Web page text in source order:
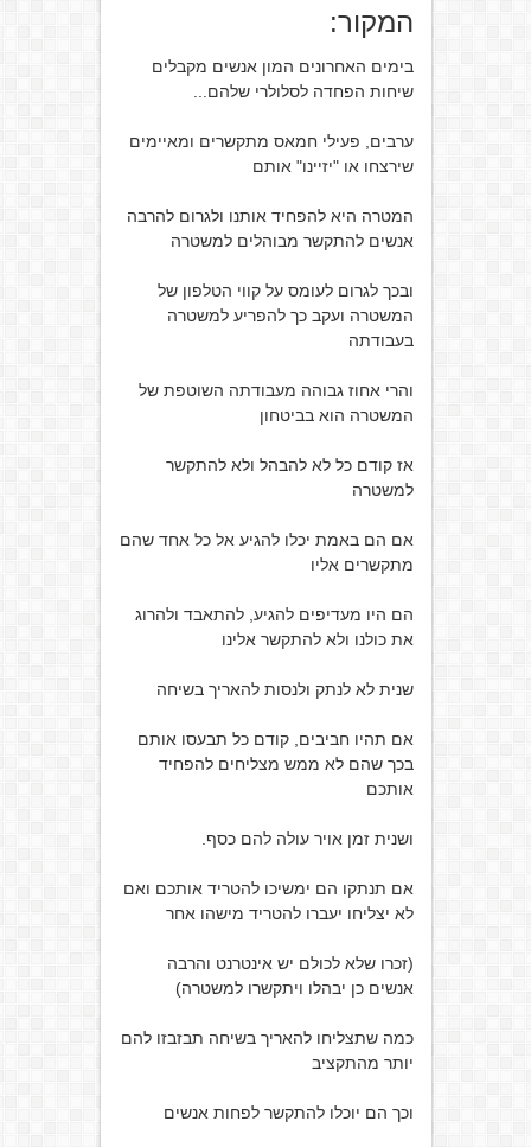
המקור:
בימים האחרונים המון אנשים מקבלים
שיחות הפחדה לסלולרי שלהם...
ערבים, פעילי חמאס מתקשרים ומאיימים
שירצחו או "יזיינו" אותם
המטרה היא להפחיד אותנו ולגרום להרבה
אנשים להתקשר מבוהלים למשטרה
ובכך לגרום לעומס על קווי הטלפון של
המשטרה ועקב כך להפריע למשטרה
בעבודתה
והרי אחוז גבוהה מעבודתה השוטפת של
המשטרה הוא בביטחון
אז קודם כל לא להבהל ולא להתקשר
למשטרה
אם הם באמת יכלו להגיע אל כל אחד שהם
מתקשרים אליו
הם היו מעדיפים להגיע, להתאבד ולהרוג
את כולנו ולא להתקשר אלינו
שנית לא לנתק ולנסות להאריך בשיחה
אם תהיו חביבים, קודם כל תבעסו אותם
בכך שהם לא ממש מצליחים להפחיד
אותכם
ושנית זמן אויר עולה להם כסף.
אם תנתקו הם ימשיכו להטריד אותכם ואם
לא יצליחו יעברו להטריד מישהו אחר
(זכרו שלא לכולם יש אינטרנט והרבה
אנשים כן יבהלו ויתקשרו למשטרה)
כמה שתצליחו להאריך בשיחה תבזבזו להם
יותר מהתקציב
וכך הם יוכלו להתקשר לפחות אנשים